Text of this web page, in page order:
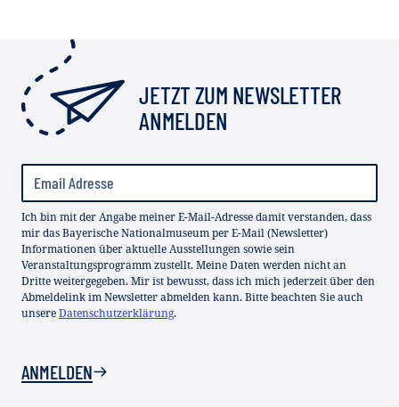
JETZT ZUM NEWSLETTER
ANMELDEN
Ich bin mit der Angabe meiner E-Mail-Adresse damit verstanden, dass
mir das Bayerische Nationalmuseum per E-Mail (Newsletter)
Informationen über aktuelle Ausstellungen sowie sein
Veranstaltungsprogramm zustellt. Meine Daten werden nicht an
Dritte weitergegeben. Mir ist bewusst, dass ich mich jederzeit über den
Abmeldelink im Newsletter abmelden kann. Bitte beachten Sie auch
unsereDatenschutzerklärung.
ANMELDEN